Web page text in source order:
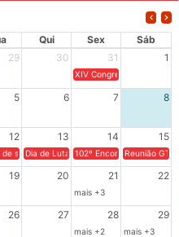
Qui Sex
Sáb
29 30 31 1
XIV Congresso Brasileiro
5 6 7 8
12 13 14 15
a Cuba no Rio Grande do Sul - 100
de solidariedade a Cuba no Rio Grande do
Dia de Luta em Defesa de Cuba e da
102º Encontro da
Reunião
19 20 21 22
mais +3
26 27 28 29
mais +2 mais +3